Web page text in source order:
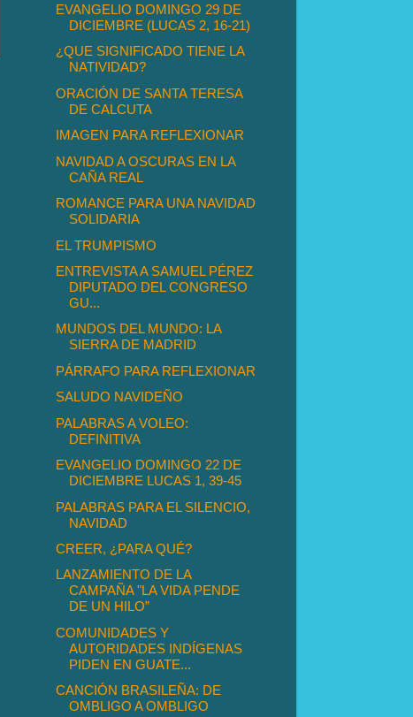
EVANGELIO DOMINGO 29 DE
DICIEMBRE (LUCAS 2, 16-21)
¿QUE SIGNIFICADO TIENE LA
NATIVIDAD?
ORACIÓN DE SANTA TERESA
DE CALCUTA
IMAGEN PARA REFLEXIONAR
NAVIDAD A OSCURAS EN LA
CAÑA REAL
ROMANCE PARA UNA NAVIDAD
SOLIDARIA
EL TRUMPISMO
ENTREVISTA A SAMUEL PÉREZ
DIPUTADO DEL CONGRESO
GU...
MUNDOS DEL MUNDO: LA
SIERRA DE MADRID
PÁRRAFO PARA REFLEXIONAR
SALUDO NAVIDEÑO
PALABRAS A VOLEO:
DEFINITIVA
EVANGELIO DOMINGO 22 DE
DICIEMBRE LUCAS 1, 39-45
PALABRAS PARA EL SILENCIO,
NAVIDAD
CREER, ¿PARA QUÉ?
LANZAMIENTO DE LA
CAMPAÑA "LA VIDA PENDE
DE UN HILO”
COMUNIDADES Y
AUTORIDADES INDÍGENAS
PIDEN EN GUATE...
CANCIÓN BRASILEÑA: DE
OMBLIGO A OMBLIGO